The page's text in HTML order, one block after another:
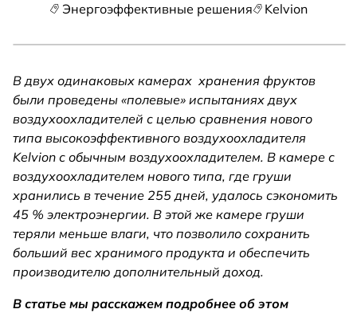
Энергоэффективные решения
Kelvion
В двух одинаковых камерах хранения фруктов
были проведены «полевые» испытаниях двух
воздухоохладителей с целью сравнения нового
типа высокоэффективного воздухоохладителя
Kelvion с обычным воздухоохладителем. В камере с
воздухоохладителем нового типа, где груши
хранились в течение 255 дней, удалось сэкономить
45 % электроэнергии. В этой же камере груши
теряли меньше влаги, что позволило сохранить
больший вес хранимого продукта и обеспечить
производителю дополнительный доход.
В статье мы расскажем подробнее об этом